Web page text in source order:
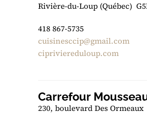
Rivière-du-Loup (Québec)
418 867-5735
cuisinesccip@gmail.com
cipriviereduloup.com
Carrefour
230, boulevard Des Ormeaux